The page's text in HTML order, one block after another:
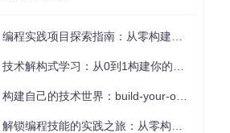
编程实践项目探索指南：从零构建技术能力体系
技术解构式学习：从0到1构建你的编程知识体系
构建自己的技术世界：build-your-own-x项目的实践探索指南
解锁编程技能的实践之旅：从零构建你的技术世界